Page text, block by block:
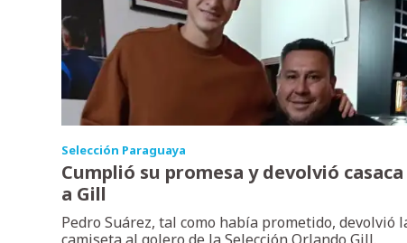
Selección Paraguaya
Cumplió su promesa y devolvió casaca
a Gill
Pedro Suárez, tal como había prometido, devolvió